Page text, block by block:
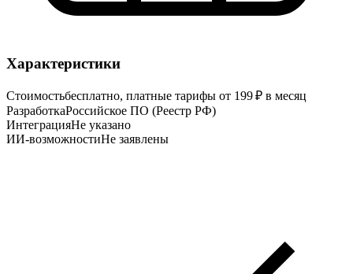
Характеристики
Стоимостьбесплатно, платные тарифы от 199 ₽ в месяц
РазработкаРоссийское ПО (Реестр РФ)
ИнтеграцияНе указано
ИИ-возможностиНе заявлены